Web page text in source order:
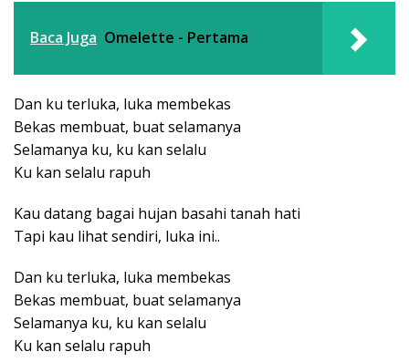
Baca Juga Omelette - Pertama
Dan ku terluka, luka membekas
Bekas membuat, buat selamanya
Selamanya ku, ku kan selalu
Ku kan selalu rapuh
Kau datang bagai hujan basahi tanah hati
Tapi kau lihat sendiri, luka ini..
Dan ku terluka, luka membekas
Bekas membuat, buat selamanya
Selamanya ku, ku kan selalu
Ku kan selalu rapuh